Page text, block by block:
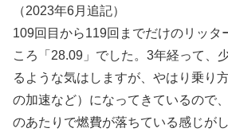
（2023年6月追記）
109回目から119回までだけのリッタ
ころ「28.09」でした。3年経って、
るような気はしますが、やはり乗り
の加速など）になってきているので
のあたりで燃費が落ちている感じがし